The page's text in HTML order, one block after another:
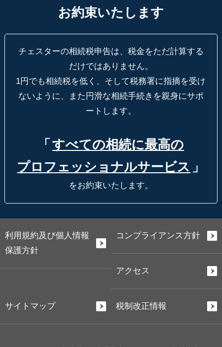
お約束いたします
チェスターの相続税申告は、税金をただ計算する
だけではありません。
1円でも相続税を低く、そして税務署に指摘を受け
ないように、
また円滑な相続手続きを親身にサポ
ートします。
「 すべての相続に最高の
プロフェッショナルサービス 」
をお約束いたします。
利用規約及び個人情報
保護方針
コンプライアンス方針
アクセス
サイトマップ 税制改正情報